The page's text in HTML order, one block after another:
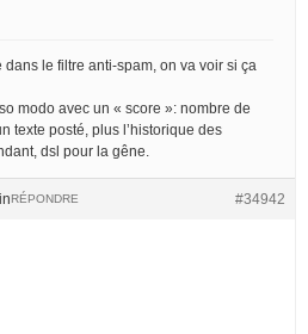
dans le filtre anti-spam, on va voir si ça
modo avec un « score »: nombre de
texte posté, plus l’historique des
dsl pour la gêne.
#34942
RÉPONDRE